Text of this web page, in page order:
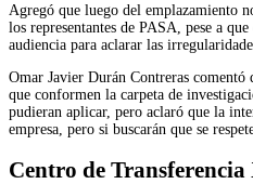
Agregó que luego del emplazamiento
los representantes de PASA, pese a
audiencia para aclarar las
Omar Javier Durán Contreras comentó
que conformen la carpeta de
pudieran aplicar, pero aclaró que la
empresa, pero si buscarán que se
Centro de